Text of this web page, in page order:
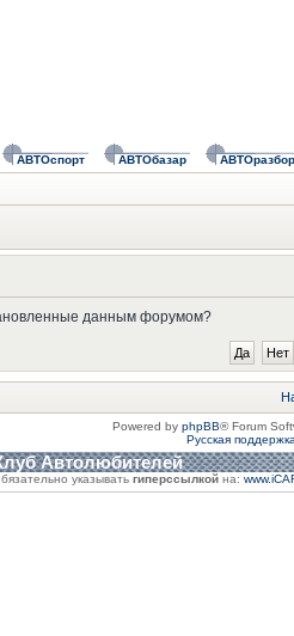
АВТОспорт АВТОбазар
данным форумом?
Powered by phpBB® Forum
Русская
Автолюбителей
указывать гиперссылкой на: